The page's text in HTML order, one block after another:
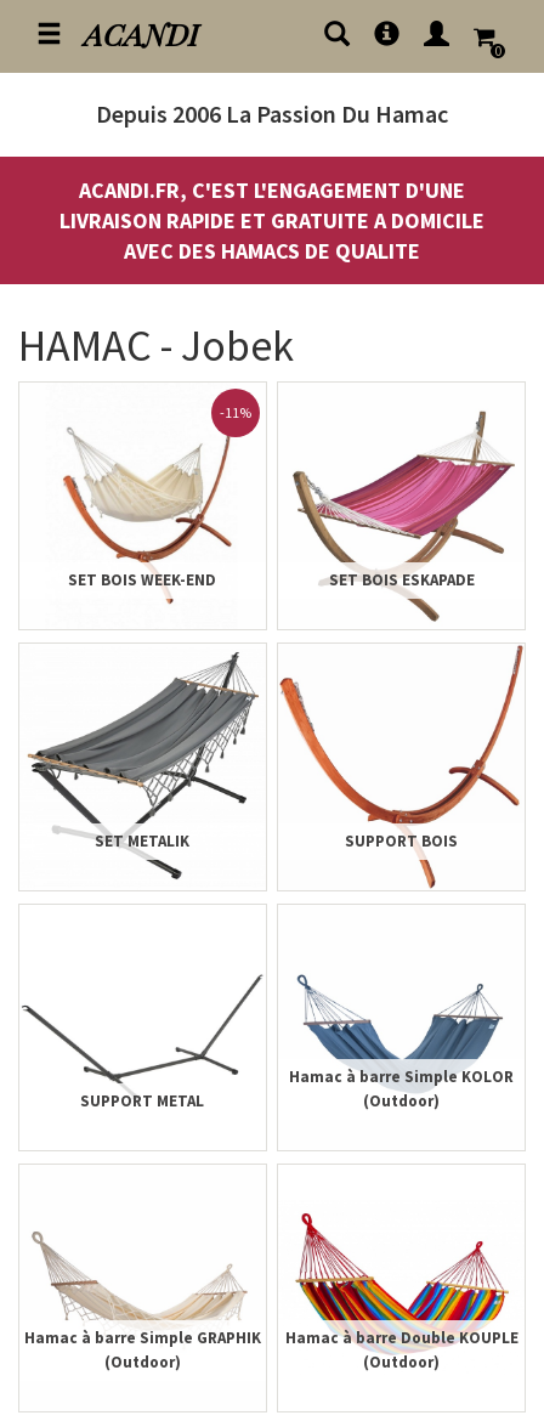
ACANDI 0
Depuis 2006 La Passion Du Hamac
ACANDI.FR, C'EST L'ENGAGEMENT D'UNE
LIVRAISON RAPIDE ET GRATUITE A DOMICILE
AVEC DES HAMACS DE QUALITE
HAMAC - Jobek
-11%
SET BOIS WEEK-END SET BOIS ESKAPADE
SET METALIK SUPPORT BOIS
SUPPORT METAL
Hamac à barre Simple KOLOR
(Outdoor)
Hamac à barre Simple GRAPHIK
(Outdoor)
Hamac à barre Double KOUPLE
(Outdoor)